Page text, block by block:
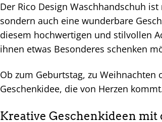
Der Rico Design Waschhandschuh
sondern auch eine wunderbare
diesem hochwertigen und stilvollen
ihnen etwas Besonderes schenken
Ob zum Geburtstag, zu
Geschenkidee, die von Herzen
Kreative Geschenkideen mit